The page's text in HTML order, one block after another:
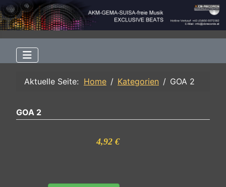
Aktuelle Seite: Home Kategorien GOA 2
GOA 2
4,92 €